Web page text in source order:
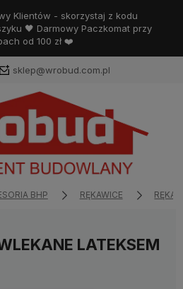
Klientów - skorzystaj z kodu
🖤 Darmowy Paczkomat przy
od 100 zł ❤️
sklep@wrobud.com.pl
BHP RĘKAWICE
LATEKSEM